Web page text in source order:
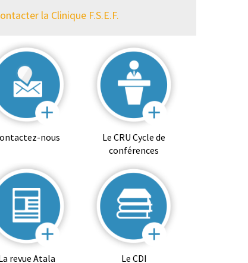
la Clinique F.S.E.F.
nous
Le CRU Cycle de
conférences
revue Atala Le CDI